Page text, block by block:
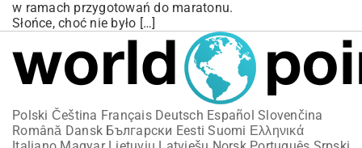
w ramach przygotowań do maratonu.
Słońce, choć nie było […]
Polski Čeština Français Deutsch Español Slovenčina
Română Dansk Български Eesti Suomi Ελληνικά